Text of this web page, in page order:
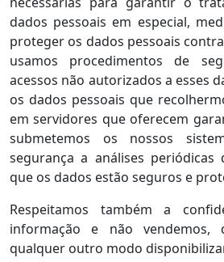
dados pessoais em especial,
proteger os dados pessoais
usamos procedimentos de
acessos não autorizados a esses
os dados pessoais que
em servidores que oferecem
submetemos os nossos
segurança a análises
que os dados estão seguros e
Respeitamos também a
informação e não vendemos,
qualquer outro modo